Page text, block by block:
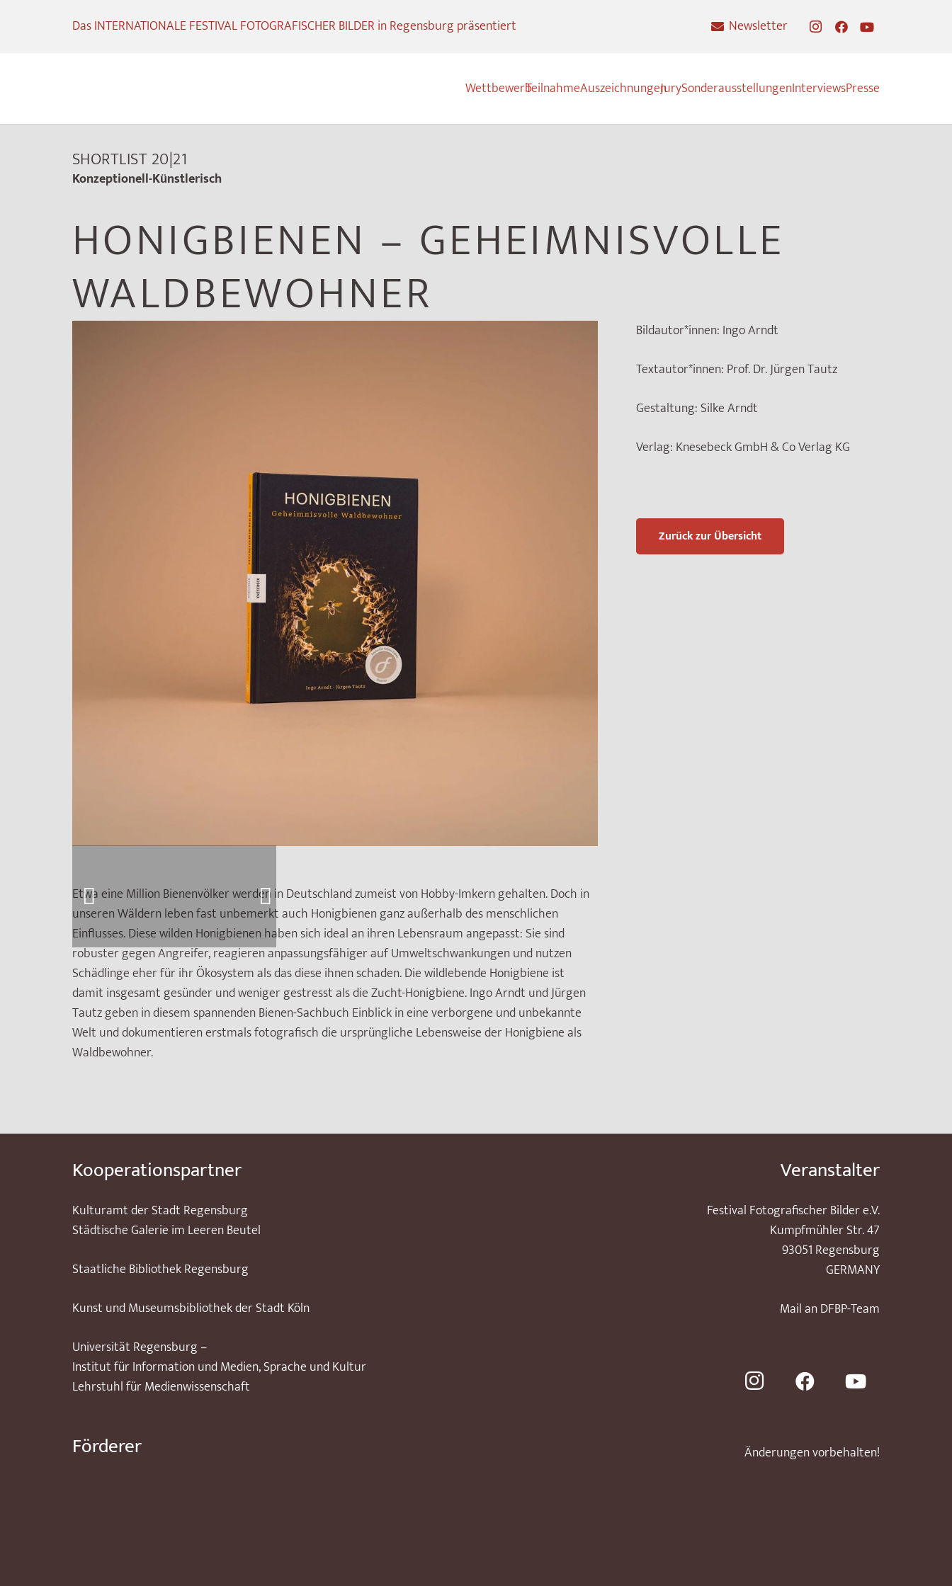
Das INTERNATIONALE FESTIVAL FOTOGRAFISCHER BILDER in Regensburg präsentiert Newsletter
WettbewerbTeilnahmeAuszeichnungenJurySonderausstellungenInterviewsPresse
SHORTLIST 20|21
Konzeptionell-Künstlerisch
HONIGBIENEN – GEHEIMNISVOLLE
WALDBEWOHNER
Etwa eine Million Bienenvölker werden in Deutschland zumeist von Hobby-Imkern gehalten. Doch in
unseren Wäldern leben fast unbemerkt auch Honigbienen ganz außerhalb des menschlichen
Einflusses. Diese wilden Honigbienen haben sich ideal an ihren Lebensraum angepasst: Sie sind
robuster gegen Angreifer, reagieren anpassungsfähiger auf Umweltschwankungen und nutzen
Schädlinge eher für ihr Ökosystem als das diese ihnen schaden. Die wildlebende Honigbiene ist
damit insgesamt gesünder und weniger gestresst als die Zucht-Honigbiene. Ingo Arndt und Jürgen
Tautz geben in diesem spannenden Bienen-Sachbuch Einblick in eine verborgene und unbekannte
Welt und dokumentieren erstmals fotografisch die ursprüngliche Lebensweise der Honigbiene als
Waldbewohner.
Bildautor*innen: Ingo Arndt
Textautor*innen: Prof. Dr. Jürgen Tautz
Gestaltung: Silke Arndt
Verlag: Knesebeck GmbH & Co Verlag KG
Zurück zur Übersicht
Kooperationspartner
Kulturamt der Stadt Regensburg
Städtische Galerie im Leeren Beutel
Staatliche Bibliothek Regensburg
Kunst und Museumsbibliothek der Stadt Köln
Universität Regensburg –
Institut für Information und Medien, Sprache und Kultur
Lehrstuhl für Medienwissenschaft
Förderer
Veranstalter
Festival Fotografischer Bilder e.V.
Kumpfmühler Str. 47
93051 Regensburg
GERMANY
Mail an DFBP-Team
Änderungen vorbehalten!